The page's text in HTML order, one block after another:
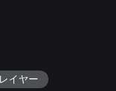
ろう。アルカナ
を装備すること
ジや地の頑丈さ
続使用するか。
ランスを重視す
イヤー